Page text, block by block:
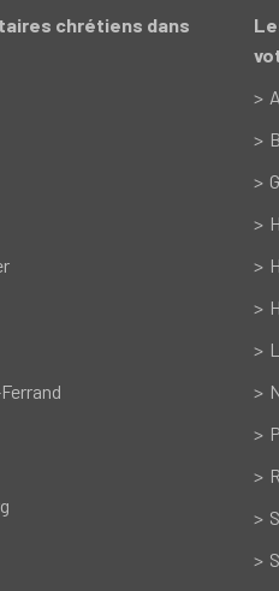
chrétiens dans